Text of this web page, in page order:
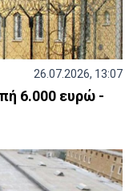
26.07.2026, 13:07
6.000 ευρώ -